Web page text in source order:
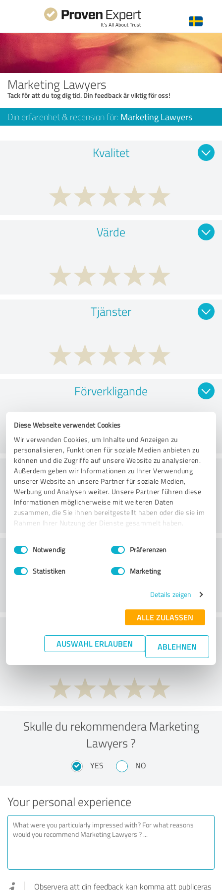
Diese Webseite verwendet Cookies
Wir verwenden Cookies, um Inhalte und Anzeigen zu
personalisieren, Funktionen für soziale Medien anbieten zu
können und die Zugriffe auf unsere Website zu analysieren.
Außerdem geben wir Informationen zu Ihrer Verwendung
unserer Website an unsere Partner für soziale Medien,
Werbung und Analysen weiter. Unsere Partner führen diese
Informationen möglicherweise mit weiteren Daten
zusammen, die Sie ihnen bereitgestellt haben oder die sie im
Rahmen Ihrer Nutzung der Dienste gesammelt haben.
Impressum Datenschutzbestimmungen
Einwilligungsauswahl
Notwendig Präferenzen
Statistiken Marketing
Details zeigen
ALLE ZULASSEN
AUSWAHL ERLAUBEN ABLEHNEN
Marketing Lawyers
Tack för att du tog dig tid. Din feedback är viktig för oss!
Din erfarenhet & recension för: Marketing Lawyers
Kvalitet
Värde
Tjänster
Förverkligande
Rådgivning
Kundservice
What do you think of the price to
performance ratio?
Skulle du rekommendera Marketing
Lawyers ?
YES NO
Your personal experience
Observera att din feedback kan komma att publiceras